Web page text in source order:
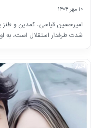
۱۰ مهر ۱۴۰۴
امیرحسین قیاسی، کمدین و طنز
شدت طرفدار استقلال است، به
اخبار